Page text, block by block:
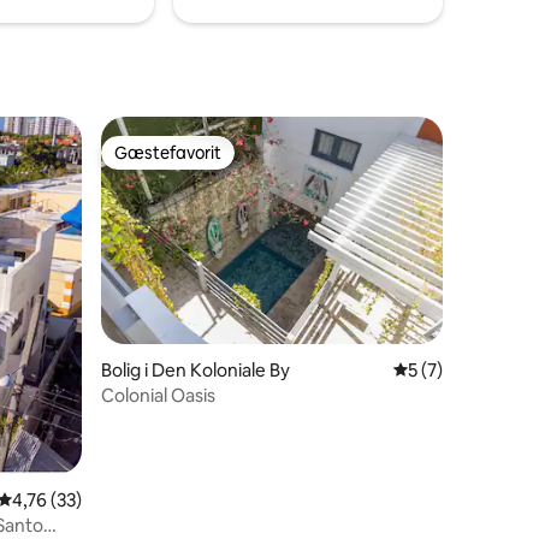
omtaler
ud af 5 i gennemsnitlig bedømmelse, 33 omtaler
4,76 (33)
Gæstefavorit
Gæstefavorit
Bolig i Den Koloniale By 5 ud af 5 i
5 (7)
Colonial Oasis